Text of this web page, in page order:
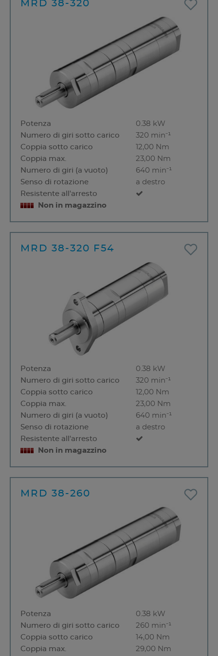
MRD 38-320
Potenza
0.38 kW
Numero di giri sotto carico
320 min⁻¹
Coppia sotto carico
12,00 Nm
Coppia max.
23,00 Nm
Numero di giri (a vuoto)
640 min⁻¹
Senso di rotazione
a destro
Resistente all'arresto
Non in magazzino
MRD 38-320 F54
Potenza
0.38 kW
Numero di giri sotto carico
320 min⁻¹
Coppia sotto carico
12,00 Nm
Coppia max.
23,00 Nm
Numero di giri (a vuoto)
640 min⁻¹
Senso di rotazione
a destro
Resistente all'arresto
Non in magazzino
MRD 38-260
Potenza
0.38 kW
Numero di giri sotto carico
260 min⁻¹
Coppia sotto carico
14,00 Nm
Coppia max.
29,00 Nm